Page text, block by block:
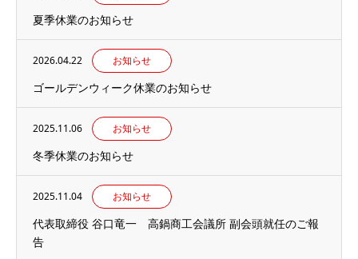
夏季休業のお知らせ
2026.04.22 お知らせ
ゴールデンウィーク休業のお知らせ
2025.11.06 お知らせ
冬季休業のお知らせ
2025.11.04 お知らせ
代表取締役 谷口竜一 高鍋商工会議所 副会頭就任のご報
告